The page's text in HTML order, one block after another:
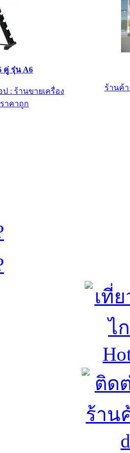
คู่ รุ่น A6
: ร้านขายเครื่อง
าคาถูก
ร้านค้